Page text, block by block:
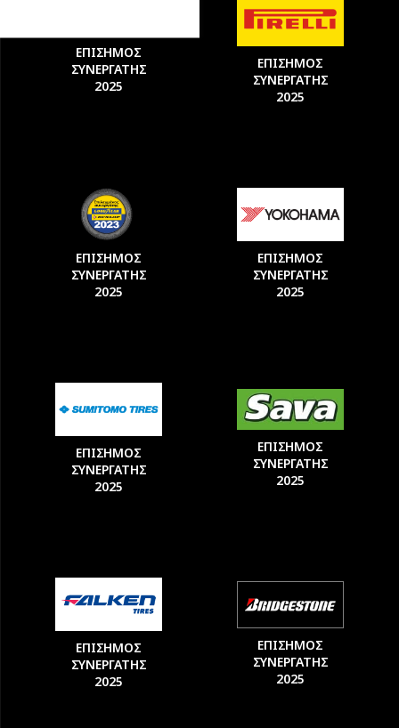
ΕΠΙΣΗΜΟΣ
ΣΥΝΕΡΓΑΤΗΣ
2025
ΕΠΙΣΗΜΟΣ
ΣΥΝΕΡΓΑΤΗΣ
2025
ΕΠΙΣΗΜΟΣ
ΣΥΝΕΡΓΑΤΗΣ
2025
ΕΠΙΣΗΜΟΣ
ΣΥΝΕΡΓΑΤΗΣ
2025
ΕΠΙΣΗΜΟΣ
ΣΥΝΕΡΓΑΤΗΣ
2025
ΕΠΙΣΗΜΟΣ
ΣΥΝΕΡΓΑΤΗΣ
2025
ΕΠΙΣΗΜΟΣ
ΣΥΝΕΡΓΑΤΗΣ
2025
ΕΠΙΣΗΜΟΣ
ΣΥΝΕΡΓΑΤΗΣ
2025